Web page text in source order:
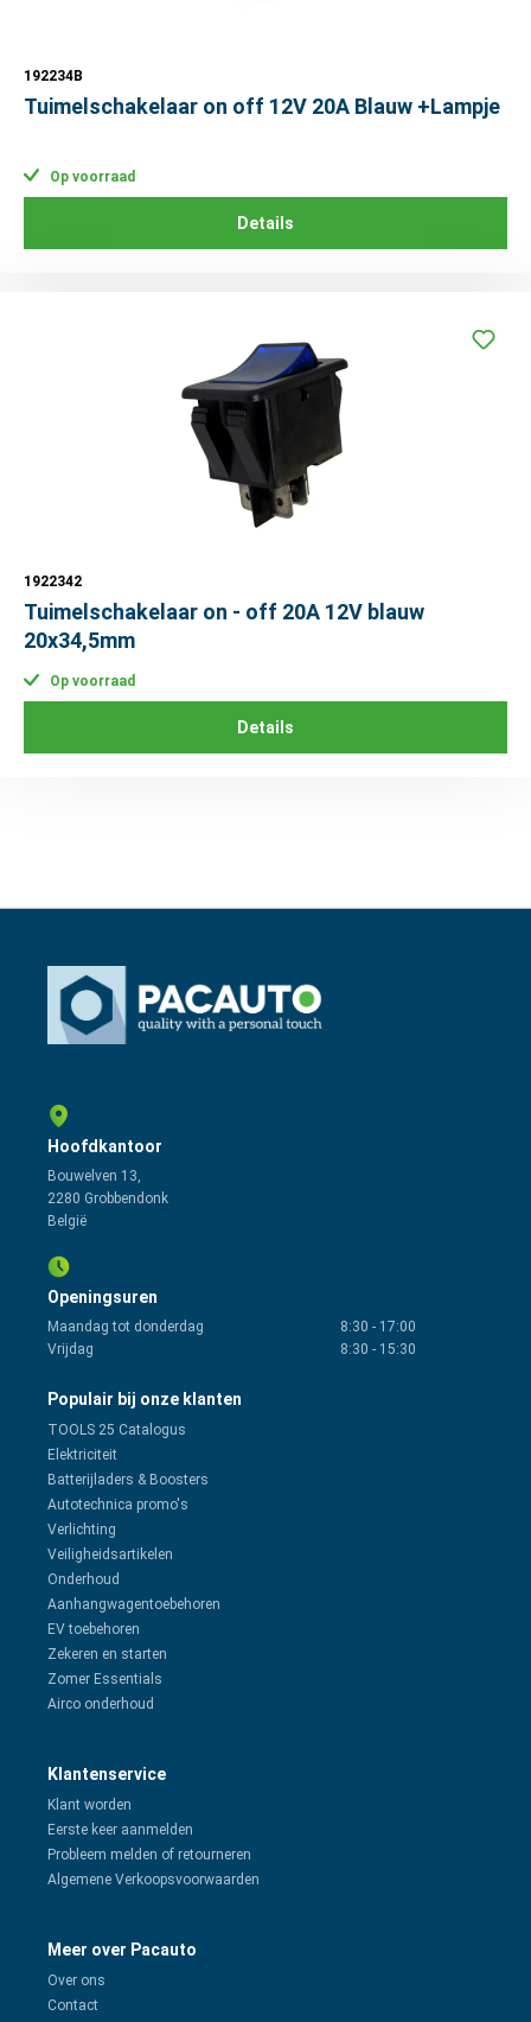
192234B
Tuimelschakelaar on off 12V 20A Blauw +Lampje
Op voorraad
Details
1922342
Tuimelschakelaar on - off 20A 12V blauw
20x34,5mm
Op voorraad
Details
Hoofdkantoor
Bouwelven 13,
2280 Grobbendonk
België
Openingsuren
Maandag tot donderdag 8:30 - 17:00
Vrijdag
8:30 - 15:30
Populair bij onze klanten
TOOLS 25 Catalogus
Elektriciteit
Batterijladers & Boosters
Autotechnica promo's
Verlichting
Veiligheidsartikelen
Onderhoud
Aanhangwagentoebehoren
EV toebehoren
Zekeren en starten
Zomer Essentials
Airco onderhoud
Klantenservice
Klant worden
Eerste keer aanmelden
Probleem melden of retourneren
Algemene Verkoopsvoorwaarden
Meer over Pacauto
Over ons
Contact